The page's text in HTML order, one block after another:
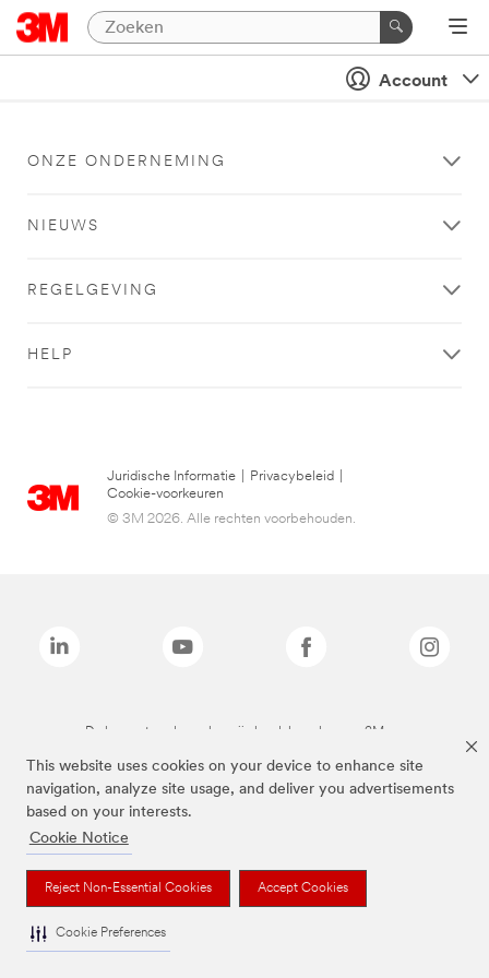
This website uses cookies on your device to enhance site
navigation, analyze site usage, and deliver you advertisements
based on your interests.
Cookie Notice
Reject Non-Essential Cookies Accept Cookies
Cookie Preferences
Account
ONZE ONDERNEMING
NIEUWS
REGELGEVING
HELP
Juridische Informatie Privacybeleid
Cookie-voorkeuren
© 3M 2026. Alle rechten voorbehouden.
De bovenstaande merken zijn handelsmerken van 3M.we